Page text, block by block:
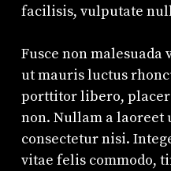
facilisis, vulputate
Fusce non
ut mauris luctus
porttitor libero,
non. Nullam a laoreet
consectetur nisi.
vitae felis commodo,